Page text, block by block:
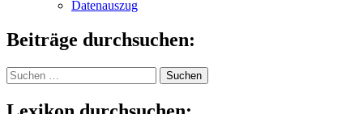
Datenauszug
Beiträge durchsuchen:
Suchen
nach: